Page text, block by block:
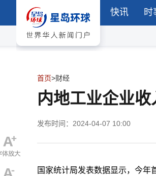
快讯 时
首页>财经
内地工业企业
发布时间：2024-04-07 10:00
国家统计局发表数据显示，今年